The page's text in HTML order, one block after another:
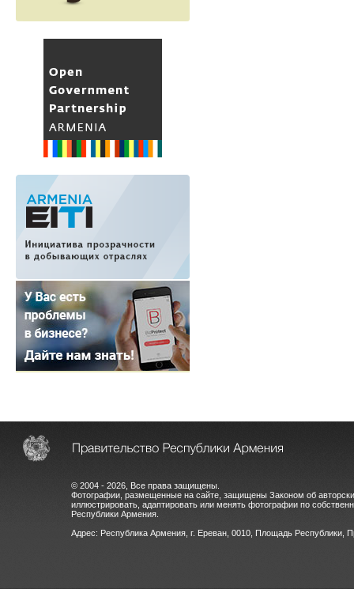
© 2004 - 2026, Все права защищены.
Фотографии, размещенные на сайте, защищены Законом об
иллюстрировать, адаптировать или менять фотографии по
Республики Армения.
Адрес: Республика Армения, г. Ереван, 0010, Площадь Республики,